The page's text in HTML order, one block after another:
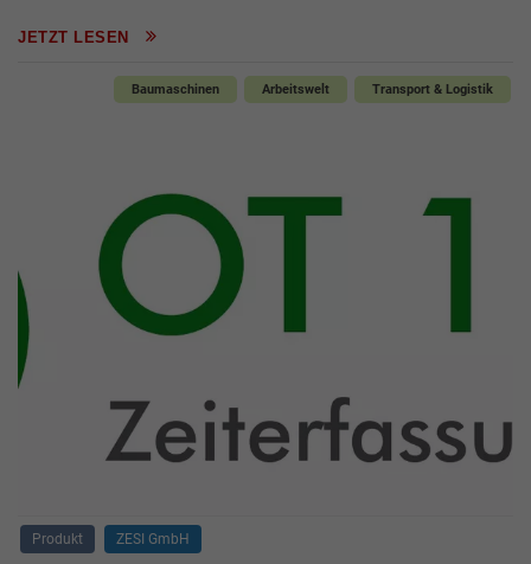
JETZT LESEN
Baumaschinen Arbeitswelt Transport & Logistik
Produkt ZESI GmbH